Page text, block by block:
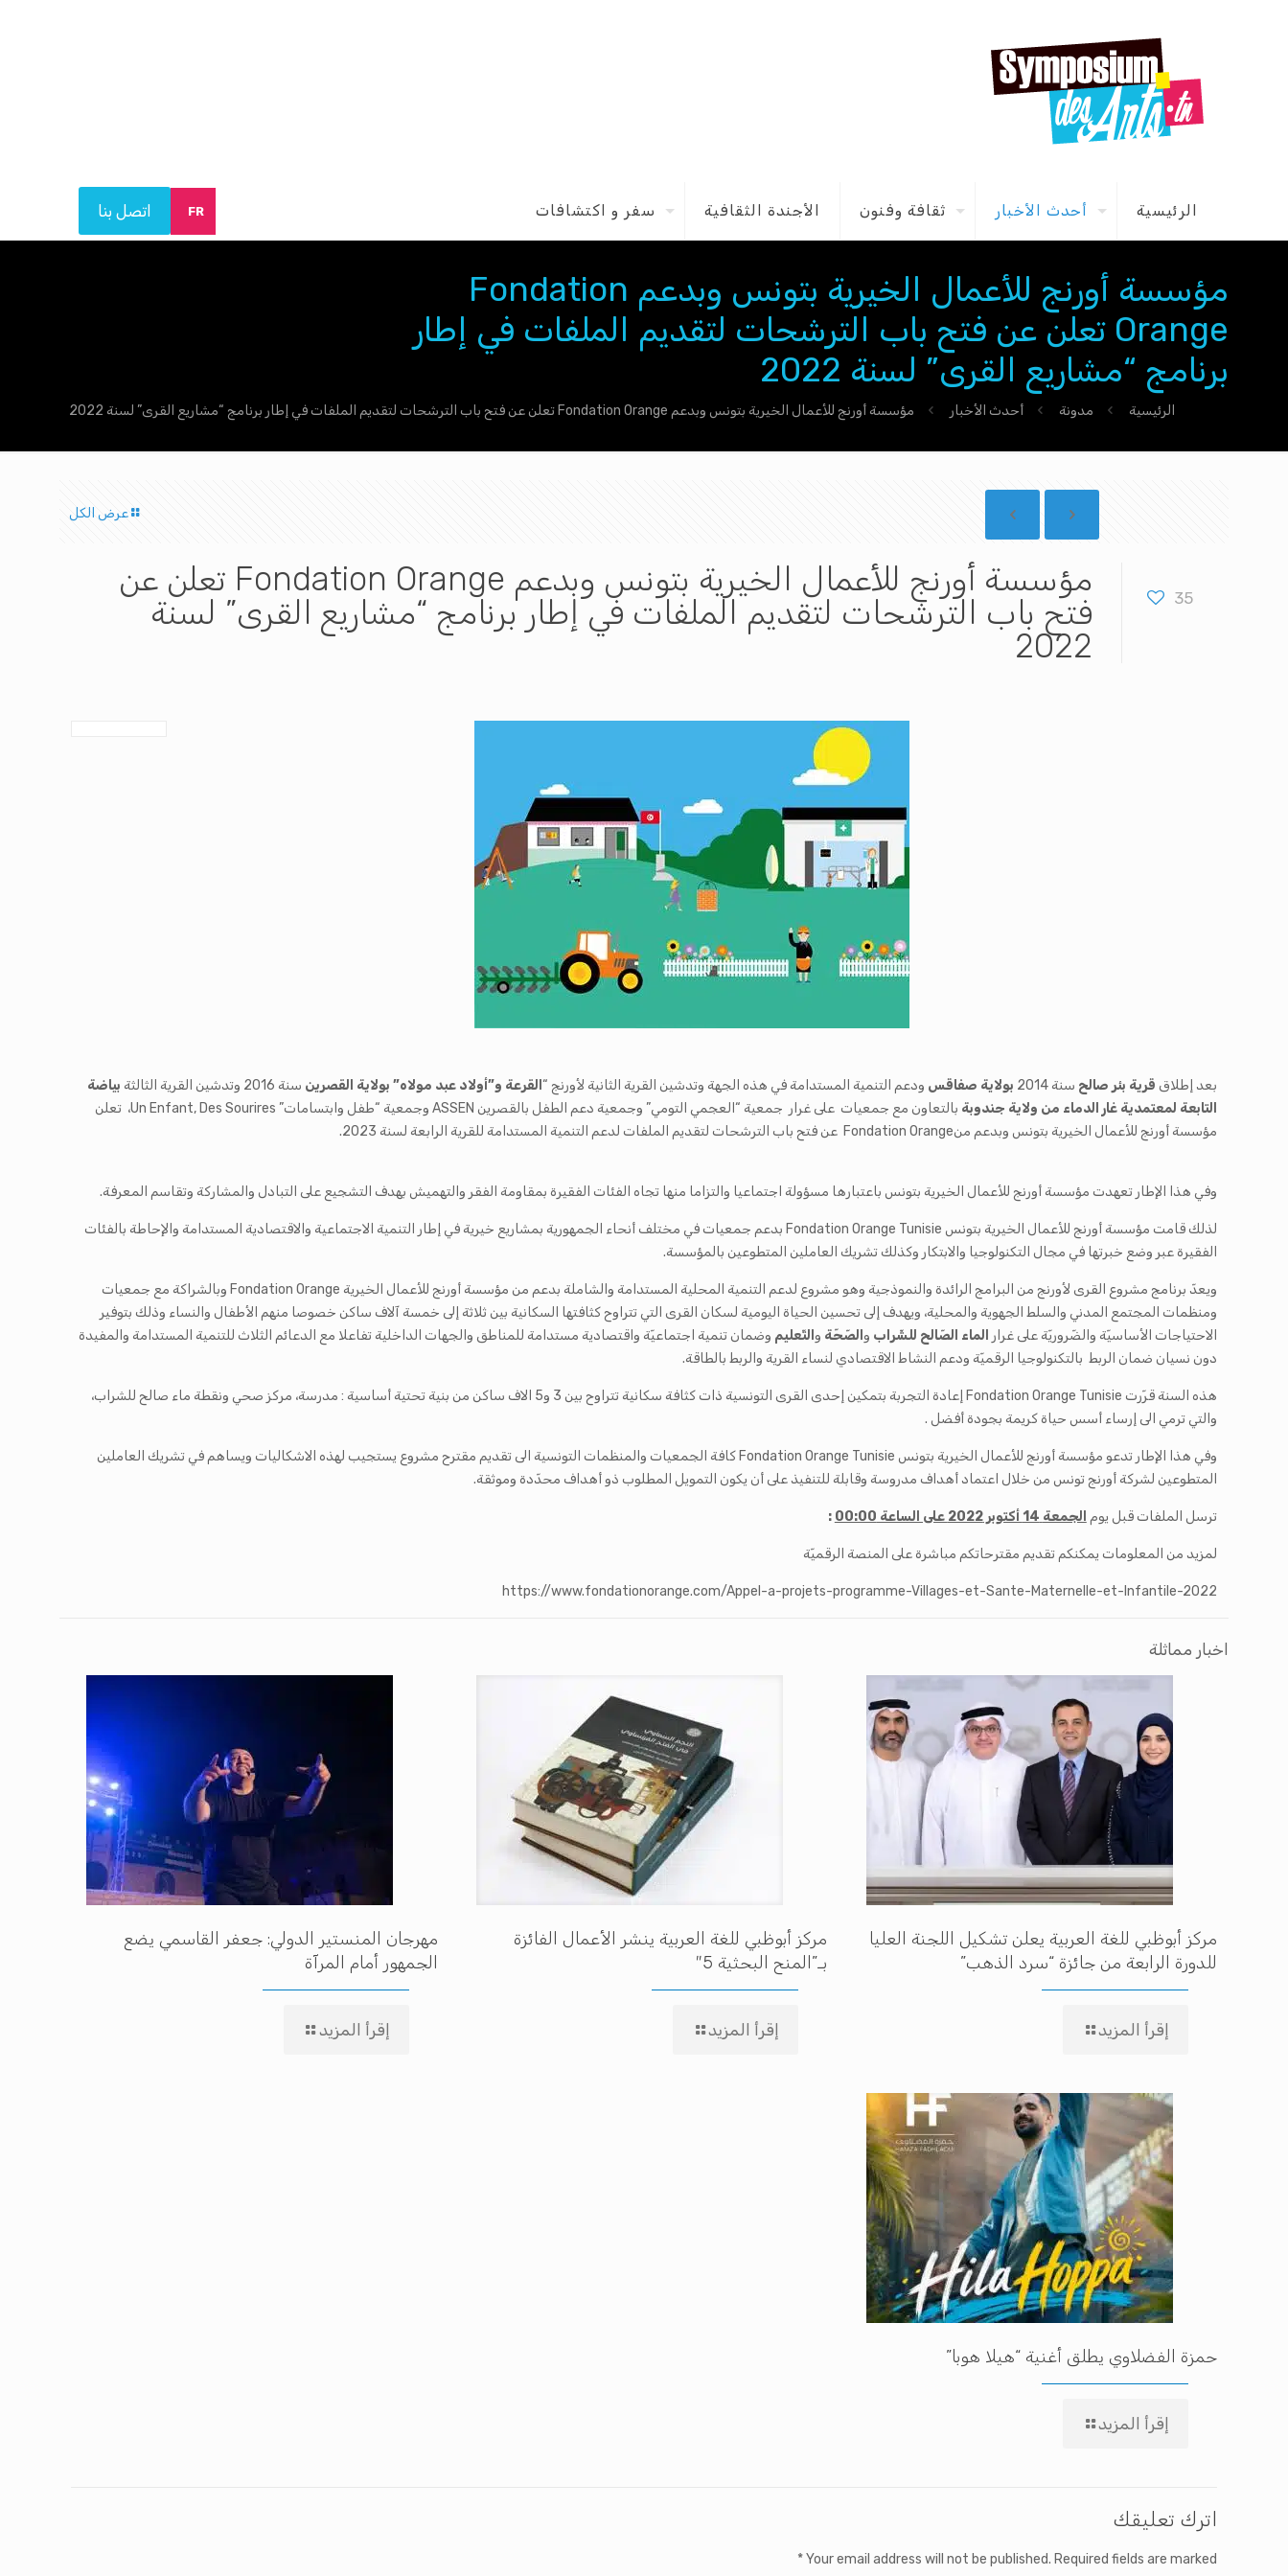
الرئيسية أحدث الأخبار ثقافة وفنون الأجندة الثقافية سفر و اكتشافات FR اتصل بنا
مؤسسة أورنج للأعمال الخيرية بتونس وبدعم Fondation
Orange تعلن عن فتح باب الترشحات لتقديم الملفات في إطار
برنامج “مشاريع القرى” لسنة 2022
الرئيسية مدونة أحدث الأخبار مؤسسة أورنج للأعمال الخيرية بتونس وبدعم Fondation Orange تعلن عن فتح باب الترشحات لتقديم الملفات في إطار برنامج “مشاريع القرى” لسنة 2022
عرض الكل
35
مؤسسة أورنج للأعمال الخيرية بتونس وبدعم Fondation Orange تعلن عن
فتح باب الترشحات لتقديم الملفات في إطار برنامج “مشاريع القرى” لسنة
2022
بعد إطلاق قرية بئر صالح سنة 2014 بولاية صفاقس ودعم التنمية المستدامة في هذه الجهة وتدشين القرية الثانية لأورنج “ القرعة و”أولاد عبد مولاه” بولاية القصرين سنة 2016 وتدشين القرية الثالثة
بياضة
التابعة لمعتمدية غار الدماء من ولاية جندوبة
بالتعاون مع جمعيات على غرار جمعية “العجمي التومي” وجمعية دعم الطفل بالقصرين ASSEN وجمعية “طفل وابتسامات” Un Enfant, Des Sourires، تعلن
مؤسسة أورنج للأعمال الخيرية بتونس وبدعم منFondation Orange عن فتح باب الترشحات لتقديم الملفات لدعم التنمية المستدامة للقرية الرابعة لسنة 2023.
وفي هذا الإطار تعهدت مؤسسة أورنج للأعمال الخيرية بتونس باعتبارها مسؤولة اجتماعيا والتزاما منها تجاه الفئات الفقيرة بمقاومة الفقر والتهميش بهدف التشجيع على التبادل والمشاركة وتقاسم المعرفة.
لذلك قامت مؤسسة أورنج للأعمال الخيرية بتونس Fondation Orange Tunisie بدعم جمعيات في مختلف أنحاء الجمهورية بمشاريع خيرية في إطار التنمية الاجتماعية والاقتصادية المستدامة والإحاطة بالفئات
الفقيرة عبر وضع خبرتها في مجال التكنولوجيا والابتكار وكذلك تشريك العاملين المتطوعين بالمؤسسة.
ويعدّ برنامج مشروع القرى لأورنج من البرامج الرائدة والنموذجية وهو مشروع لدعم التنمية المحلية المستدامة والشاملة بدعم من مؤسسة أورنج للأعمال الخيرية Fondation Orange وبالشراكة مع جمعيات
ومنظمات المجتمع المدني والسلط الجهوية والمحلية، ويهدف إلى تحسين الحياة اليومية لسكان القرى التي تتراوح كثافتها السكانية بين ثلاثة إلى خمسة آلاف ساكن خصوصا منهم الأطفال والنساء وذلك بتوفير
الاحتياجات الأساسيّة والضّروريّة على غرار الماء الصّالح للشّراب و الصّحّة و التّعليم وضمان تنمية اجتماعيّة واقتصادية مستدامة للمناطق والجهات الداخلية تفاعلا مع الدعائم الثلاث للتنمية المستدامة والمفيدة
دون نسيان ضمان الربط بالتكنولوجيا الرقميّة ودعم النشاط الاقتصادي لنساء القرية والربط بالطاقة.
هذه السنة قرّرت Fondation Orange Tunisie إعادة التجربة بتمكين إحدى القرى التونسية ذات كثافة سكانية تتراوح بين 3 و5 الاف ساكن من بنية تحتية أساسية : مدرسة، مركز صحي ونقطة ماء صالح للشراب،
والتي ترمي الى إرساء أسس حياة كريمة بجودة أفضل .
وفي هذا الإطار تدعو مؤسسة أورنج للأعمال الخيرية بتونس Fondation Orange Tunisie كافة الجمعيات والمنظمات التونسية الى تقديم مقترح مشروع يستجيب لهذه الاشكاليات ويساهم في تشريك العاملين
المتطوعين لشركة أورنج تونس من خلال اعتماد أهداف مدروسة وقابلة للتنفيذ على أن يكون التمويل المطلوب ذو أهداف محدّدة وموثقة.
ترسل الملفات قبل يوم الجمعة 00:00
:
لمزيد من المعلومات يمكنكم تقديم مقترحاتكم مباشرة على المنصة الرقميّة
https://www.fondationorange.com/Appel-a-projets-programme-Villages-et-Sante-Maternelle-et-Infantile-2022
اخبار مماثلة
مركز أبوظبي للغة العربية يعلن تشكيل اللجنة العليا
للدورة الرابعة من جائزة “سرد الذهب”
إقرأ المزيد
مركز أبوظبي للغة العربية ينشر الأعمال الفائزة
بـ”المنح البحثية 5″
إقرأ المزيد
مهرجان المنستير الدولي: جعفر القاسمي يضع
الجمهور أمام المرآة
إقرأ المزيد
حمزة الفضلاوي يطلق أغنية “هيلا هوبا”
إقرأ المزيد
اترك تعليقك
Your email address will not be published. Required fields are marked
*